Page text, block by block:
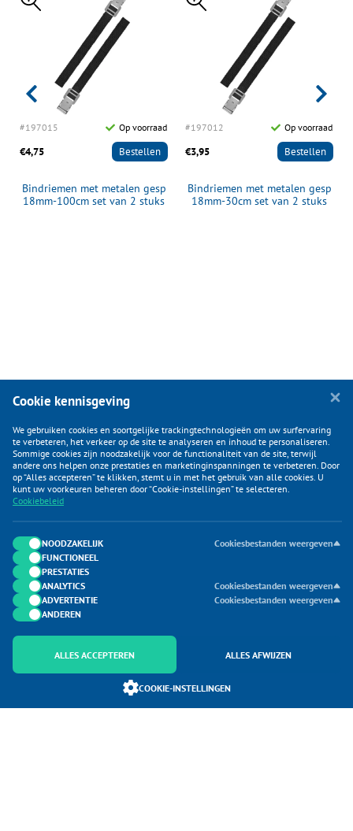
#197015 Op voorraad
€4,75 Bestellen
Bindriemen met metalen gesp
18mm-100cm set van 2 stuks
#197012 Op voorraad
€3,95 Bestellen
Bindriemen met metalen gesp
18mm-30cm set van 2 stuks
KLANTENSERVICE
CATEGORIEËN
DUIJVELAAR E-COMMERCE
CONTACTEN
Onderdeel van Duijvelaar E-commerce
SoloMono.net
Cookie kennisgeving
We gebruiken cookies en soortgelijke trackingtechnologieën om uw surfervaring
te verbeteren, het verkeer op de site te analyseren en inhoud te personaliseren.
Sommige cookies zijn noodzakelijk voor de functionaliteit van de site, terwijl
andere ons helpen onze prestaties en marketinginspanningen te verbeteren. Door
op “Alles accepteren” te klikken, stemt u in met het gebruik van alle cookies. U
kunt uw voorkeuren beheren door “Cookie-instellingen” te selecteren.
Cookiebeleid
NOODZAKELIJK
Cookiesbestanden weergeven
FUNCTIONEEL
PRESTATIES
ANALYTICS
Cookiesbestanden weergeven
ADVERTENTIE
Cookiesbestanden weergeven
ANDEREN
ALLES ACCEPTEREN ALLES AFWIJZEN
COOKIE-INSTELLINGEN